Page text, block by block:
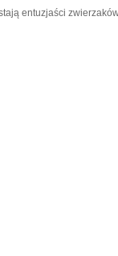
entuzjaści